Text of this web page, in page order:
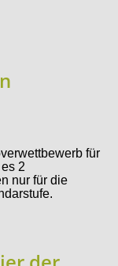
für
2
nur für die